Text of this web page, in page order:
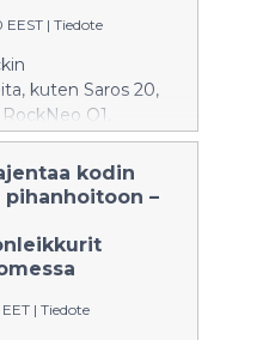
EEST | Tiedote
kuten Saros 20,
Q1,
Curv 2 Flow,
iF DESIGN
kodin
–
| Tiedote